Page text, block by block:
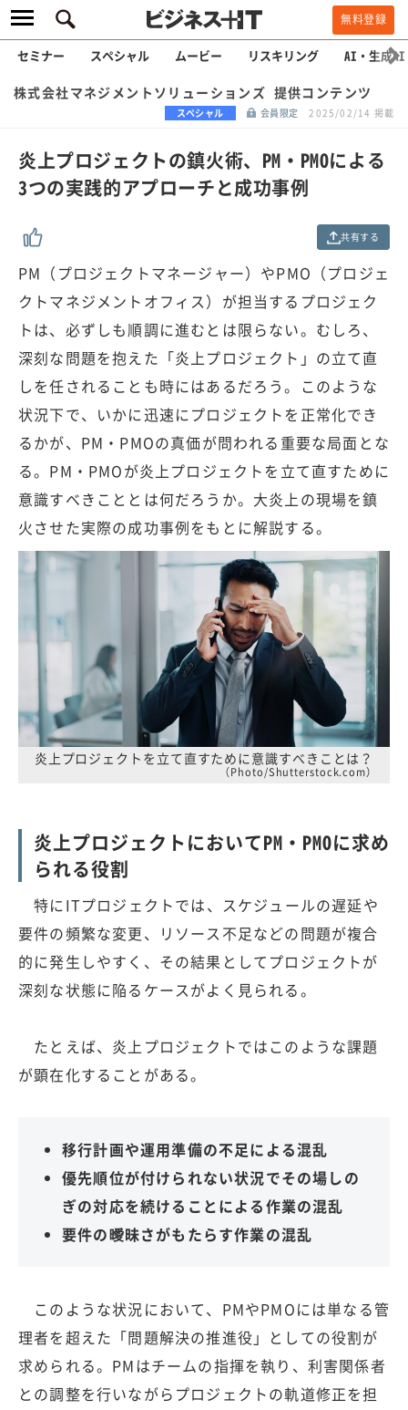
無料登録
セミナー スペシャル ムービー リスキリング AI・生成AI
株式会社マネジメントソリューションズ 提供コンテンツ
スペシャル 会員限定 2025/02/14 掲載
炎上プロジェクトの鎮火術、PM・PMOによる
3つの実践的アプローチと成功事例
共有する
PM（プロジェクトマネージャー）やPMO（プロジェ
クトマネジメントオフィス）が担当するプロジェク
トは、必ずしも順調に進むとは限らない。むしろ、
深刻な問題を抱えた「炎上プロジェクト」の立て直
しを任されることも時にはあるだろう。このような
状況下で、いかに迅速にプロジェクトを正常化でき
るかが、PM・PMOの真価が問われる重要な局面とな
る。PM・PMOが炎上プロジェクトを立て直すために
意識すべきこととは何だろうか。大炎上の現場を鎮
火させた実際の成功事例をもとに解説する。
炎上プロジェクトを立て直すために意識すべきことは？
（Photo/Shutterstock.com）
炎上プロジェクトにおいてPM・PMOに求め
られる役割
特にITプロジェクトでは、スケジュールの遅延や
要件の頻繁な変更、リソース不足などの問題が複合
的に発生しやすく、その結果としてプロジェクトが
深刻な状態に陥るケースがよく見られる。
たとえば、炎上プロジェクトではこのような課題
が顕在化することがある。
移行計画や運用準備の不足による混乱
優先順位が付けられない状況でその場しの
ぎの対応を続けることによる作業の混乱
要件の曖昧さがもたらす作業の混乱
このような状況において、PMやPMOには単なる管
理者を超えた「問題解決の推進役」としての役割が
求められる。PMはチームの指揮を執り、利害関係者
との調整を行いながらプロジェクトの軌道修正を担